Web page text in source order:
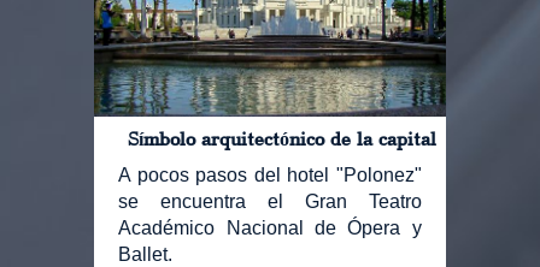
Símbolo arquitectónico de la capital
A pocos pasos del hotel "Polonez"
se encuentra el Gran Teatro
Académico Nacional de Ópera y
Ballet.